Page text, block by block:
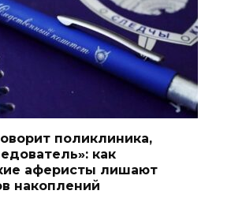
поликлиника,
как
аферисты лишают
накоплений